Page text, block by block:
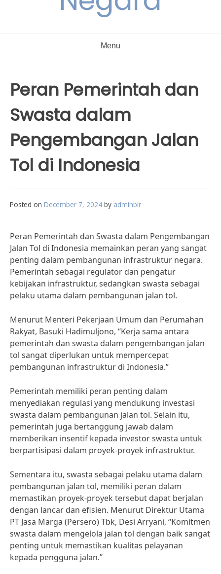
Menu
Peran Pemerintah dan
Swasta dalam
Pengembangan Jalan
Tol di Indonesia
Posted on December 7, 2024 by adminbir
Peran Pemerintah dan Swasta dalam Pengembangan
Jalan Tol di Indonesia memainkan peran yang sangat
penting dalam pembangunan infrastruktur negara.
Pemerintah sebagai regulator dan pengatur
kebijakan infrastruktur, sedangkan swasta sebagai
pelaku utama dalam pembangunan jalan tol.
Menurut Menteri Pekerjaan Umum dan Perumahan
Rakyat, Basuki Hadimuljono, “Kerja sama antara
pemerintah dan swasta dalam pengembangan jalan
tol sangat diperlukan untuk mempercepat
pembangunan infrastruktur di Indonesia.”
Pemerintah memiliki peran penting dalam
menyediakan regulasi yang mendukung investasi
swasta dalam pembangunan jalan tol. Selain itu,
pemerintah juga bertanggung jawab dalam
memberikan insentif kepada investor swasta untuk
berpartisipasi dalam proyek-proyek infrastruktur.
Sementara itu, swasta sebagai pelaku utama dalam
pembangunan jalan tol, memiliki peran dalam
memastikan proyek-proyek tersebut dapat berjalan
dengan lancar dan efisien. Menurut Direktur Utama
PT Jasa Marga (Persero) Tbk, Desi Arryani, “Komitmen
swasta dalam mengelola jalan tol dengan baik sangat
penting untuk memastikan kualitas pelayanan
kepada pengguna jalan.”